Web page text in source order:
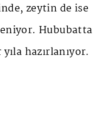
zeytin de ise
Hububatta
hazırlanıyor.